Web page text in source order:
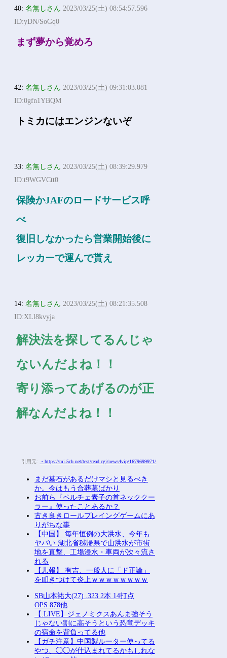
40:名無しさん 2023/03/25(土) 08:54:57.596
ID:yDN/SoGq0
まず夢から覚めろ
42:名無しさん 2023/03/25(土) 09:31:03.081
ID:0gfn1YBQM
トミカにはエンジンないぞ
33:名無しさん 2023/03/25(土) 08:39:29.979
ID:t9WGVCtt0
保険かJAFのロードサービス呼
べ
復旧しなかったら営業開始後に
レッカーで運んで貰え
14:名無しさん 2023/03/25(土) 08:21:35.508
ID:XLl8kvyja
解決法を探してるんじゃ
ないんだよね！！
寄り添ってあげるのが正
解なんだよね！！
引用元: ・https://mi.5ch.net/test/read.cgi/news4vip/1679699971/
まだ墓石があるだけマシと見るべき
か。今はもう合葬墓ばかり
お前ら『ペルチェ素子の首ネッククー
ラー』使ったことあるか？
古き良きロールプレイングゲームにあ
りがちな事
【中国】 毎年恒例の大洪水、今年も
ヤバい 湖北省秭帰県で山洪水が市街
地を直撃、工場浸水・車両が次々流さ
れる
【悲報】 有吉、一般人に「ド正論」
を叩きつけて炎上ｗｗｗｗｗｗｗｗ
SB山本祐大(27) .323 2本 14打点
OPS.878他
【.LIVE】ジェノミクスあんま強そう
じゃない割に高そうという恐竜デッキ
の宿命を背負ってる他
【ガチ注意】中国製ルーター使ってる
やつ、◯◯が仕込まれてるかもしれな